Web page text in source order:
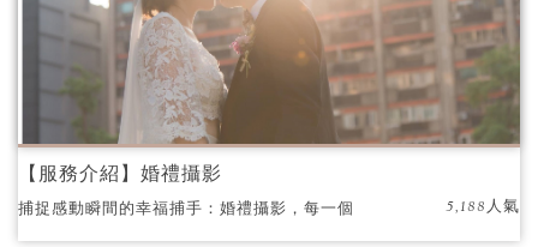
【服務介紹】婚禮攝影
捕捉感動瞬間的幸福捕手：婚禮攝影，每一個
5,188人氣